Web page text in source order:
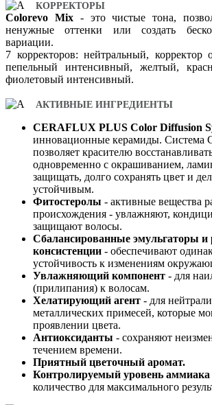
КОРРЕКТОРЫ
Colorevo Mix- это чистые тона,
ненужные оттенки или создать
вариации.
7 корректоров: нейтральный, корректор
пепельный интенсивный, желтый,
фиолетовый интенсивный.
АКТИВНЫЕ ИНГРЕДИЕНТЫ
CERAFLUX PLUS Color Diffusion
инновационные керамиды. Система
позволяет красителю
одновременно с окрашиванием,
защищать, долго сохранять цвет и
устойчивым.
Фитостеролы - активные вещества
происхождения - увлажняют,
защищают волосы.
Сбалансированные эмульгаторы и
консистенции - обеспечивают
устойчивость к изменениям
Увлажняющий компонент - для
(прилипания) к волосам.
Хелатирующий агент - для
металлических примесей, которые
проявлении цвета.
Антиоксиданты - сохраняют
течением времени.
Приятный цветочный аромат.
Контролируемый уровень аммиака
количество для максимального